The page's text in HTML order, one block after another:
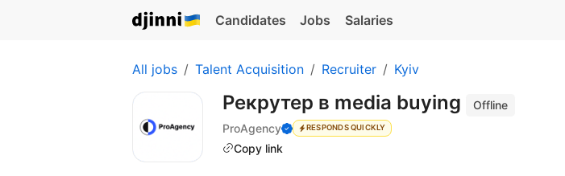
Candidates Jobs Salaries
All jobs Talent Acquisition Recruiter Kyiv
Рекрутер в media buying
Offline
ProAgency
RESPONDS QUICKLY
Copy link